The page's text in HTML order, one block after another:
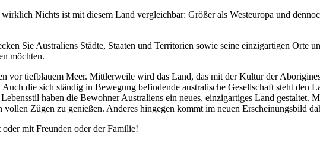
Nichts ist mit diesem Land vergleichbar: Größer als Westeuropa und
Sie Australiens Städte, Staaten und Territorien sowie seine einzigartigen Orte
möchten.
vor tiefblauem Meer. Mittlerweile wird das Land, das mit der Kultur der
die sich ständig in Bewegung befindende australische Gesellschaft steht den
haben die Bewohner Australiens ein neues, einzigartiges Land gestaltet.
Zügen zu genießen. Anderes hingegen kommt im neuen Erscheinungsbild
mit Freunden oder der Familie!